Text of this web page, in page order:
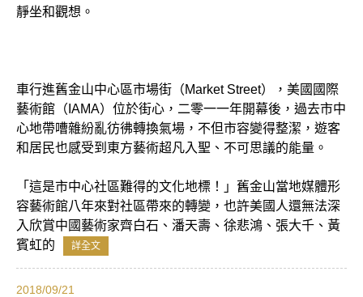
靜坐和觀想。
車行進舊金山中心區市場街（Market Street），美國國際
藝術館（IAMA）位於街心，二零一一年開幕後，過去市中
心地帶嘈雜紛亂彷彿轉換氣場，不但市容變得整潔，遊客
和居民也感受到東方藝術超凡入聖、不可思議的能量。
「這是市中心社區難得的文化地標！」舊金山當地媒體形
容藝術館八年來對社區帶來的轉變，也許美國人還無法深
入欣賞中國藝術家齊白石、潘天壽、徐悲鴻、張大千、黃
賓虹的
詳全文
2018/09/21